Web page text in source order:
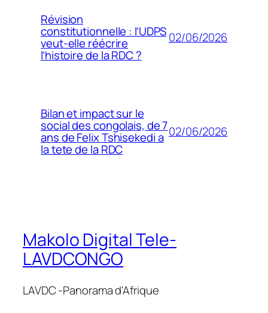
Révision
constitutionnelle : l’UDPS
veut-elle réécrire
l’histoire de la RDC ?
02/06/2026
Bilan et impact sur le
social des congolais, de 7
ans de Felix Tshisekedi a
la tete de la RDC
02/06/2026
Makolo Digital Tele-
LAVDCONGO
LAVDC -Panorama d'Afrique